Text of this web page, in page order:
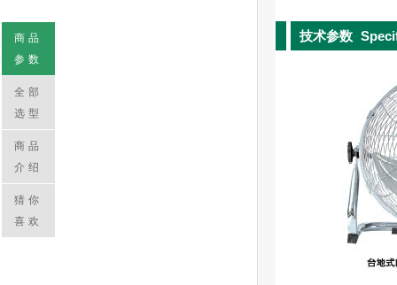
技术参数
商品
参数
全部
选型
商品
介绍
猜你
喜欢